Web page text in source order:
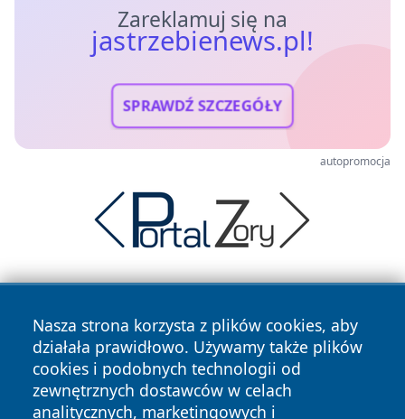
Zareklamuj się na
jastrzebienews.pl!
SPRAWDŹ SZCZEGÓŁY
autopromocja
Nasza strona korzysta z plików cookies, aby
działała prawidłowo. Używamy także plików
cookies i podobnych technologii od
zewnętrznych dostawców w celach
analitycznych, marketingowych i
Copyright © 2026 jastrzebienews.pl Wszystkie prawa
zastrzeżone.